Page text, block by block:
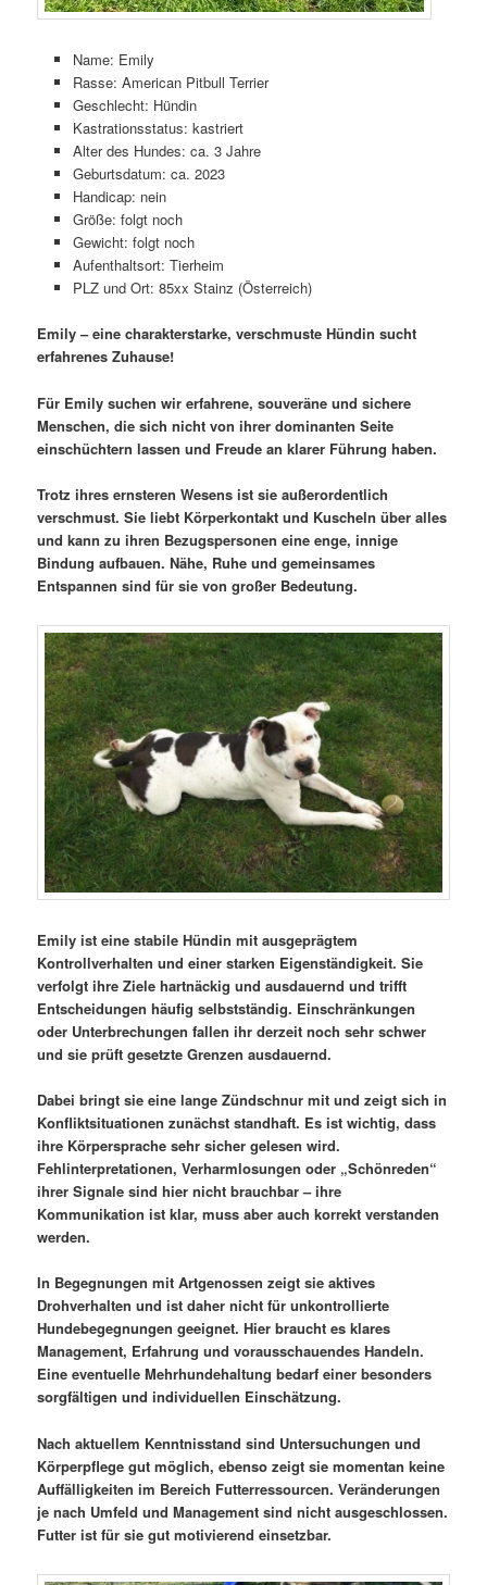
Name: Emily
Rasse: American Pitbull Terrier
Geschlecht: Hündin
Kastrationsstatus: kastriert
Alter des Hundes: ca. 3 Jahre
Geburtsdatum: ca. 2023
Handicap: nein
Größe: folgt noch
Gewicht: folgt noch
Aufenthaltsort: Tierheim
PLZ und Ort: 85xx Stainz (Österreich)
Emily – eine charakterstarke, verschmuste Hündin sucht
erfahrenes Zuhause!
Für Emily suchen wir erfahrene, souveräne und sichere
Menschen, die sich nicht von ihrer dominanten Seite
einschüchtern lassen und Freude an klarer Führung haben.
Trotz ihres ernsteren Wesens ist sie außerordentlich
verschmust. Sie liebt Körperkontakt und Kuscheln über alles
und kann zu ihren Bezugspersonen eine enge, innige
Bindung aufbauen. Nähe, Ruhe und gemeinsames
Entspannen sind für sie von großer Bedeutung.
Emily ist eine stabile Hündin mit ausgeprägtem
Kontrollverhalten und einer starken Eigenständigkeit. Sie
verfolgt ihre Ziele hartnäckig und ausdauernd und trifft
Entscheidungen häufig selbstständig. Einschränkungen
oder Unterbrechungen fallen ihr derzeit noch sehr schwer
und sie prüft gesetzte Grenzen ausdauernd.
Dabei bringt sie eine lange Zündschnur mit und zeigt sich in
Konfliktsituationen zunächst standhaft. Es ist wichtig, dass
ihre Körpersprache sehr sicher gelesen wird.
Fehlinterpretationen, Verharmlosungen oder „Schönreden“
ihrer Signale sind hier nicht brauchbar – ihre
Kommunikation ist klar, muss aber auch korrekt verstanden
werden.
In Begegnungen mit Artgenossen zeigt sie aktives
Drohverhalten und ist daher nicht für unkontrollierte
Hundebegegnungen geeignet. Hier braucht es klares
Management, Erfahrung und vorausschauendes Handeln.
Eine eventuelle Mehrhundehaltung bedarf einer besonders
sorgfältigen und individuellen Einschätzung.
Nach aktuellem Kenntnisstand sind Untersuchungen und
Körperpflege gut möglich, ebenso zeigt sie momentan keine
Auffälligkeiten im Bereich Futterressourcen. Veränderungen
je nach Umfeld und Management sind nicht ausgeschlossen.
Futter ist für sie gut motivierend einsetzbar.